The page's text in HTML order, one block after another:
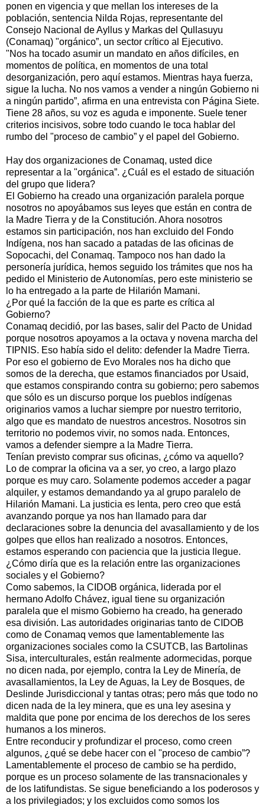
ponen en vigencia y que mellan los intereses de la
población, sentencia Nilda Rojas, representante del
Consejo Nacional de Ayllus y Markas del Qullasuyu
(Conamaq) "orgánico”, un sector crítico al Ejecutivo.
"Nos ha tocado asumir un mandato en años difíciles, en
momentos de política, en momentos de una total
desorganización, pero aquí estamos. Mientras haya fuerza,
sigue la lucha. No nos vamos a vender a ningún Gobierno ni
a ningún partido”, afirma en una entrevista con Página Siete.
Tiene 28 años, su voz es aguda e imponente. Suele tener
criterios incisivos, sobre todo cuando le toca hablar del
rumbo del "proceso de cambio” y el papel del Gobierno.
Hay dos organizaciones de Conamaq, usted dice
representar a la "orgánica”. ¿Cuál es el estado de situación
del grupo que lidera?
El Gobierno ha creado una organización paralela porque
nosotros no apoyábamos sus leyes que están en contra de
la Madre Tierra y de la Constitución. Ahora nosotros
estamos sin participación, nos han excluido del Fondo
Indígena, nos han sacado a patadas de las oficinas de
Sopocachi, del Conamaq. Tampoco nos han dado la
personería jurídica, hemos seguido los trámites que nos ha
pedido el Ministerio de Autonomías, pero este ministerio se
lo ha entregado a la parte de Hilarión Mamani.
¿Por qué la facción de la que es parte es crítica al
Gobierno?
Conamaq decidió, por las bases, salir del Pacto de Unidad
porque nosotros apoyamos a la octava y novena marcha del
TIPNIS. Eso había sido el delito: defender la Madre Tierra.
Por eso el gobierno de Evo Morales nos ha dicho que
somos de la derecha, que estamos financiados por Usaid,
que estamos conspirando contra su gobierno; pero sabemos
que sólo es un discurso porque los pueblos indígenas
originarios vamos a luchar siempre por nuestro territorio,
algo que es mandato de nuestros ancestros. Nosotros sin
territorio no podemos vivir, no somos nada. Entonces,
vamos a defender siempre a la Madre Tierra.
Tenían previsto comprar sus oficinas, ¿cómo va aquello?
Lo de comprar la oficina va a ser, yo creo, a largo plazo
porque es muy caro. Solamente podemos acceder a pagar
alquiler, y estamos demandando ya al grupo paralelo de
Hilarión Mamani. La justicia es lenta, pero creo que está
avanzando porque ya nos han llamado para dar
declaraciones sobre la denuncia del avasallamiento y de los
golpes que ellos han realizado a nosotros. Entonces,
estamos esperando con paciencia que la justicia llegue.
¿Cómo diría que es la relación entre las organizaciones
sociales y el Gobierno?
Como sabemos, la CIDOB orgánica, liderada por el
hermano Adolfo Chávez, igual tiene su organización
paralela que el mismo Gobierno ha creado, ha generado
esa división. Las autoridades originarias tanto de CIDOB
como de Conamaq vemos que lamentablemente las
organizaciones sociales como la CSUTCB, las Bartolinas
Sisa, interculturales, están realmente adormecidas, porque
no dicen nada, por ejemplo, contra la Ley de Minería, de
avasallamientos, la Ley de Aguas, la Ley de Bosques, de
Deslinde Jurisdiccional y tantas otras; pero más que todo no
dicen nada de la ley minera, que es una ley asesina y
maldita que pone por encima de los derechos de los seres
humanos a los mineros.
Entre reconducir y profundizar el proceso, como creen
algunos, ¿qué se debe hacer con el "proceso de cambio”?
Lamentablemente el proceso de cambio se ha perdido,
porque es un proceso solamente de las transnacionales y
de los latifundistas. Se sigue beneficiando a los poderosos y
a los privilegiados; y los excluidos como somos los